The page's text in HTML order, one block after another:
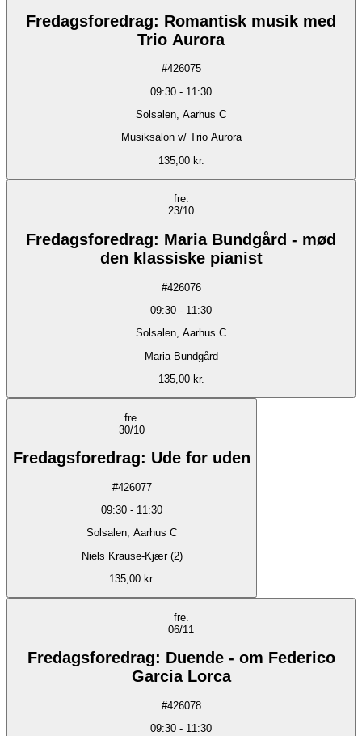
Fredagsforedrag: Romantisk musik med
Trio Aurora
#426075
09:30 - 11:30
Solsalen, Aarhus C
Musiksalon v/ Trio Aurora
135,00 kr.
fre.
23/10
Fredagsforedrag: Maria Bundgård - mød
den klassiske pianist
#426076
09:30 - 11:30
Solsalen, Aarhus C
Maria Bundgård
135,00 kr.
fre.
30/10
Fredagsforedrag: Ude for uden
#426077
09:30 - 11:30
Solsalen, Aarhus C
Niels Krause-Kjær (2)
135,00 kr.
fre.
06/11
Fredagsforedrag: Duende - om Federico
Garcia Lorca
#426078
09:30 - 11:30